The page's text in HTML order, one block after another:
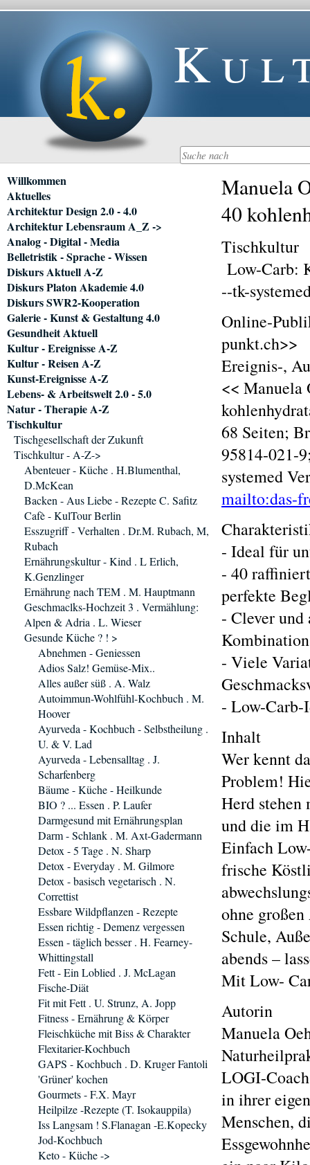
Manuela
40
Tischkultur
Low-Carb:
--tk-
Online-
punkt.ch>>
Ereignis-,
<< Manuela
68 Seiten;
95814-021-
systemed
mailto:das-
- Ideal für
- 40
perfekte
- Clever und
- Viele
- Low-Carb-
Inhalt
Wer kennt
Problem!
Herd stehen
und die im
Einfach
frische
ohne
Schule,
abends –
Mit Low-
Autorin
Manuela
LOGI-
in ihrer
Menschen,
Navigation
überspringen
Willkommen
Aktuelles
Architektur Design 2.0 - 4.0
Architektur Lebensraum A_Z ->
Analog - Digital - Media
Belletristik - Sprache - Wissen
Diskurs Aktuell A-Z
Diskurs Platon Akademie 4.0
Diskurs SWR2-Kooperation
Galerie - Kunst & Gestaltung 4.0
Gesundheit Aktuell
Kultur - Ereignisse A-Z
Kultur - Reisen A-Z
Kunst-Ereignisse A-Z
Lebens- & Arbeitswelt 2.0 - 5.0
Natur - Therapie A-Z
Tischkultur
Tischgesellschaft der Zukunft
Tischkultur - A-Z->
Abenteuer - Küche . H.Blumenthal,
D.McKean
Backen - Aus Liebe - Rezepte C. Safitz
Cafè - KulTour Berlin
Esszugriff - Verhalten . Dr.M. Rubach, M,
Rubach
Ernährungskultur - Kind . L Erlich,
K.Genzlinger
Ernährung nach TEM . M. Hauptmann
Geschmaclks-Hochzeit 3 . Vermählung:
Alpen & Adria . L. Wieser
Gesunde Küche ? ! >
Abnehmen - Geniessen
Adios Salz! Gemüse-Mix..
Alles außer süß . A. Walz
Autoimmun-Wohlfühl-Kochbuch . M.
Hoover
Ayurveda - Kochbuch - Selbstheilung .
U. & V. Lad
Ayurveda - Lebensalltag . J.
Scharfenberg
Bäume - Küche - Heilkunde
BIO ? ... Essen . P. Laufer
Darmgesund mit Ernährungsplan
Darm - Schlank . M. Axt-Gadermann
Detox - 5 Tage . N. Sharp
Detox - Everyday . M. Gilmore
Detox - basisch vegetarisch . N.
Correttist
Essbare Wildpflanzen - Rezepte
Essen richtig - Demenz vergessen
Essen - täglich besser . H. Fearney-
Whittingstall
Fett - Ein Loblied . J. McLagan
Fische-Diät
Fit mit Fett . U. Strunz, A. Jopp
Fitness - Ernährung & Körper
Fleischküche mit Biss & Charakter
Flexitarier-Kochbuch
GAPS - Kochbuch . D. Kruger Fantoli
'Grüner' kochen
Gourmets - F.X. Mayr
Heilpilze -Rezepte (T. Isokauppila)
Iss Langsam ! S.Flanagan -E.Kopecky
Jod-Kochbuch
Keto - Küche ->